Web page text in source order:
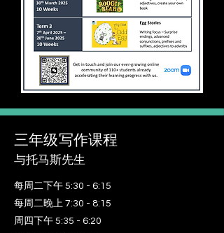
三年级写作课程
与托马斯先生
每周二下午 5:30 - 6:15
每周二晚上 7:30 - 8:15
周四下午 5:35 - 6:20